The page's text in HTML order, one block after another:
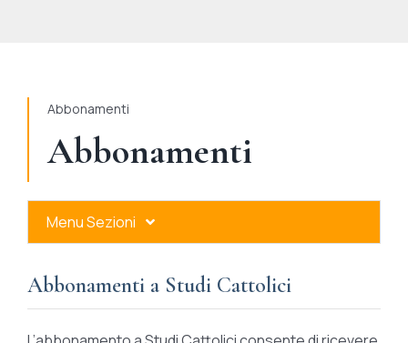
Abbonamenti
Abbonamenti
Menu Sezioni
Ares Gold
Abbonamenti a Studi Cattolici